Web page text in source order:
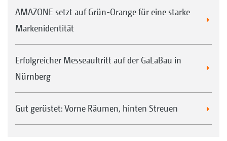
Einsatzspektrum verbunden mit seiner hohen
Schlagkraft erlaubt so eine hohe
AMAZONE setzt auf Grün-Orange für eine starke
Markenidentität
Erfolgreicher Messeauftritt auf der GaLaBau in
Nürnberg
Gut gerüstet: Vorne Räumen, hinten Streuen